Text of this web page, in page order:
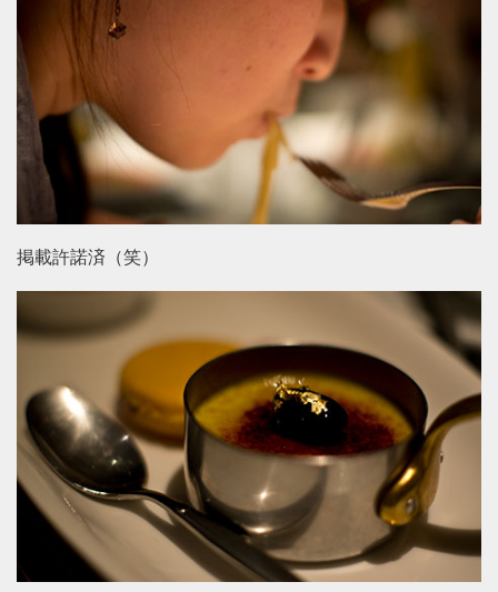
掲載許諾済（笑）